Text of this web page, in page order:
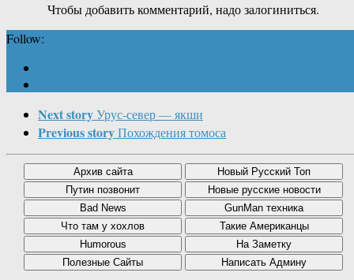
Чтобы добавить комментарий, надо залогиниться.
Follow:
Next storyУрус-север — якши
Previous storyПохождения томоса